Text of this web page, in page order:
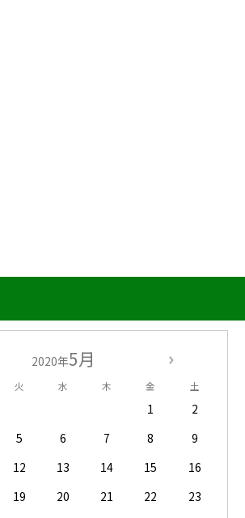
2020年5月
火 水 木 金 土
1
2
5 6 7 8
9
12 13 14 15
16
19 20 21 22
23